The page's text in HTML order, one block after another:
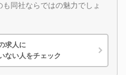
同社ならではの魅力でしょ
求人に
ない人をチェック